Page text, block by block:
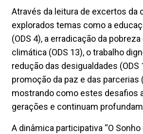
Através da leitura de excertos da
explorados temas como a
(ODS 4), a erradicação da pobreza
climática (ODS 13), o trabalho
redução das desigualdades (ODS
promoção da paz e das parcerias
mostrando como estes desafios
gerações e continuam
A dinâmica participativa “O